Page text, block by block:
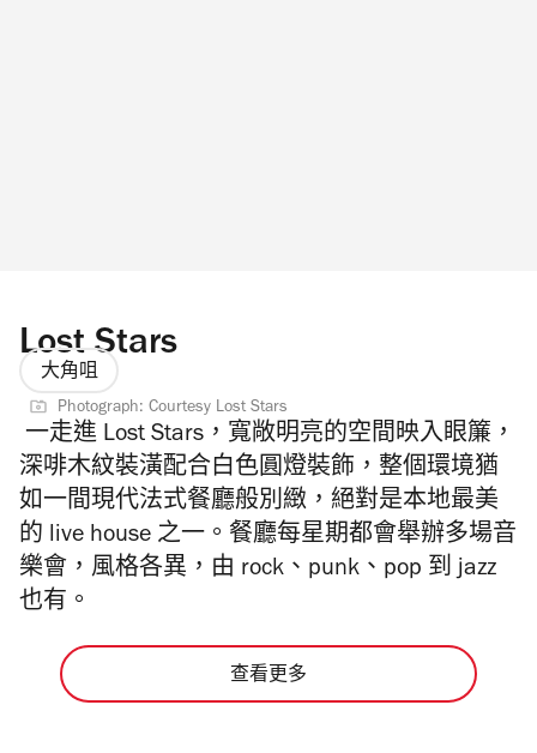
Lost Stars
大角咀
Photograph: Courtesy Lost Stars
一走進 Lost Stars，寬敞明亮的空間映入眼簾，
深啡木紋裝潢配合白色圓燈裝飾，整個環境猶
如一間現代法式餐廳般別緻，絕對是本地最美
的 live house 之一。餐廳每星期都會舉辦多場音
樂會，風格各異，由 rock、punk、pop 到 jazz
也有。
查看更多